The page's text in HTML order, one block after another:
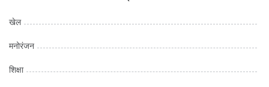
खेल
मनोरंजन
शिक्षा